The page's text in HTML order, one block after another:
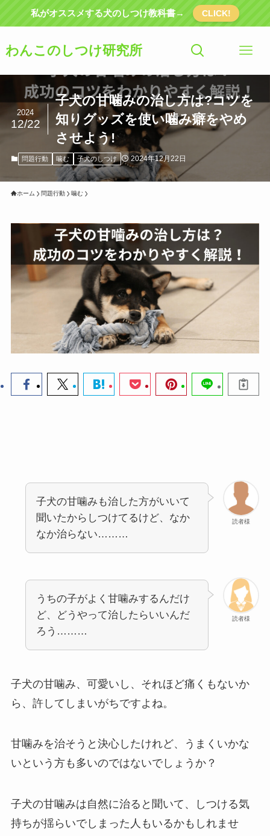
私がオススメする犬のしつけ教科書→ CLICK!
わんこのしつけ研究所
子犬の甘噛みの治し方は?コツを
知りグッズを使い噛み癖をやめ
させよう!
2024
12/22
問題行動 噛む 子犬のしつけ 2024年12月22日
ホーム 問題行動 噛む
読者様
子犬の甘噛みも治した方がいいて
聞いたからしつけてるけど、なか
なか治らない………
読者様
うちの子がよく甘噛みするんだけ
ど、どうやって治したらいいんだ
ろう………
子犬の甘噛み、可愛いし、それほど痛くもないか
ら、許してしまいがちですよね。
甘噛みを治そうと決心したけれど、うまくいかな
いという方も多いのではないでしょうか？
子犬の甘噛みは自然に治ると聞いて、しつける気
持ちが揺らいでしまった人もいるかもしれませ